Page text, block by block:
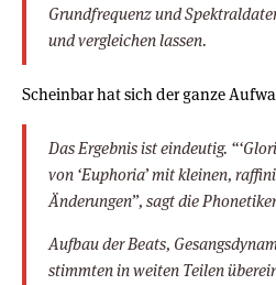
Grundfrequenz und
und vergleichen lassen.
Scheinbar hat sich der ganze
Das Ergebnis ist eindeutig.
von ‘Euphoria’ mit kleinen,
Änderungen”, sagt die
Aufbau der Beats,
stimmten in weiten Teilen